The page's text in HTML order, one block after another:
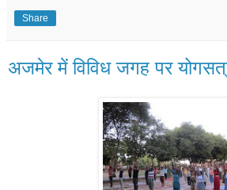
Share
अजमेर में विविध जगह पर